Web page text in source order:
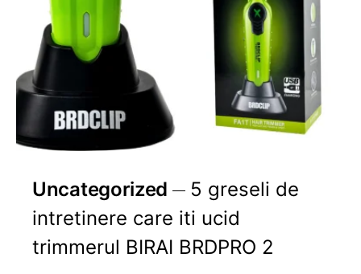
Uncategorized
5 greseli de
intretinere care iti ucid
trimmerul BIRAI BRDPRO 2